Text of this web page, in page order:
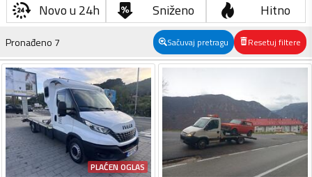
Novo u 24h Sniženo Hitno
Pronađeno 7 Sačuvaj pretragu Resetuj filtere
PLAĆEN OGLAS